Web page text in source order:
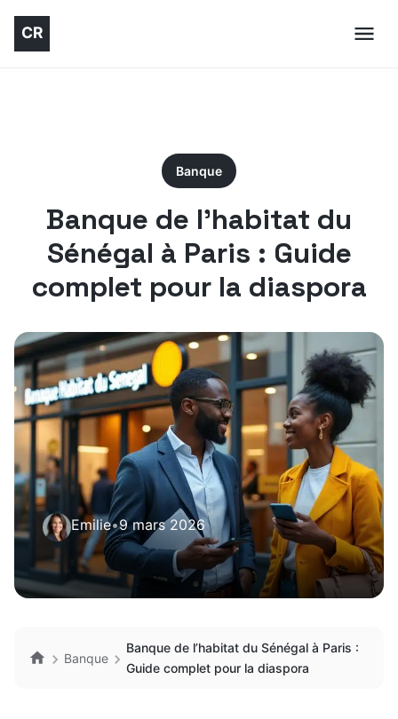
Banque
Banque de l’habitat du
Sénégal à Paris : Guide
complet pour la diaspora
Emilie•9 mars 2026
Banque
Banque de l’habitat du Sénégal à Paris :
Guide complet pour la diaspora